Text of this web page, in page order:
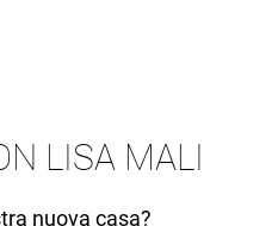
LISA MALI
nuova casa?